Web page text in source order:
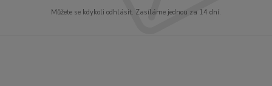
Můžete se kdykoli odhlásit. Zasíláme jednou za 14 dní.